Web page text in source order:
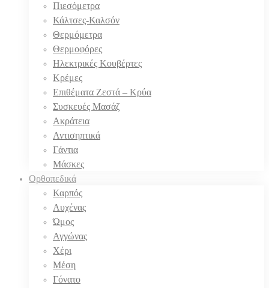
Πιεσόμετρα
Κάλτσες-Καλσόν
Θερμόμετρα
Θερμοφόρες
Ηλεκτρικές Κουβέρτες
Κρέμες
Επιθέματα Ζεστά – Κρύα
Συσκευές Μασάζ
Ακράτεια
Αντισηπτικά
Γάντια
Μάσκες
Ορθοπεδικά
Καρπός
Αυχένας
Ώμος
Αγγώνας
Χέρι
Μέση
Γόνατο